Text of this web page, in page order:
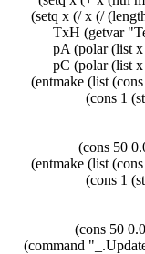
(setq x (/ x (/
TxH (getvar
pA (polar (list x y
pC (polar (list x y
(entmake (list
(cons 1 (strcat
">%).Area
(cons 50 0.0)
(entmake (list
(cons 1 (strcat
(cons 50 0.0)
(command